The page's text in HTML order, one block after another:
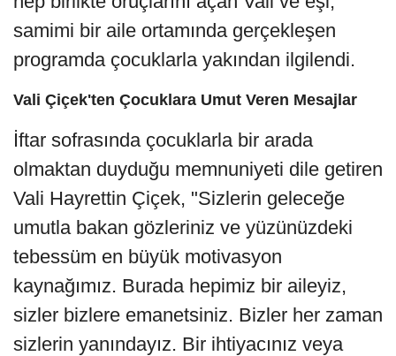
samimi bir aile ortamında gerçekleşen
programda çocuklarla yakından ilgilendi.
Vali Çiçek'ten Çocuklara Umut Veren Mesajlar
İftar sofrasında çocuklarla bir arada
olmaktan duyduğu memnuniyeti dile getiren
Vali Hayrettin Çiçek, "Sizlerin geleceğe
umutla bakan gözleriniz ve yüzünüzdeki
tebessüm en büyük motivasyon
kaynağımız. Burada hepimiz bir aileyiz,
sizler bizlere emanetsiniz. Bizler her zaman
sizlerin yanındayız. Bir ihtiyacınız veya